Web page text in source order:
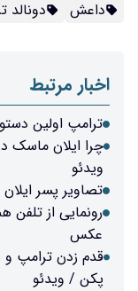
داعش دونالد
اخبار مرتبط
ترامپ اولین
چرا ایلان ماسک
ویدئو
تصاویر پسر
رونمایی از
عکس
قدم زدن ترامپ
پکن / ویدئو